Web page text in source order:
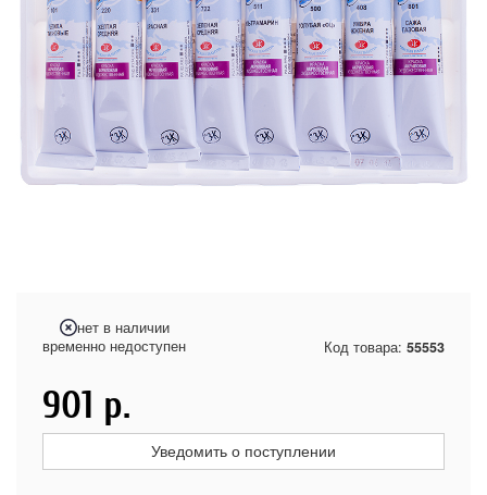
нет в наличии
временно недоступен
Код товара: 55553
901 р.
Уведомить о поступлении